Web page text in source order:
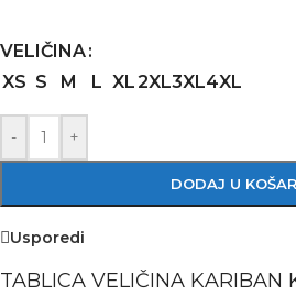
VELIČINA
XS S M L XL2XL3XL4XL
- +
DODAJ U
Usporedi
TABLICA VELIČINA KARIBAN